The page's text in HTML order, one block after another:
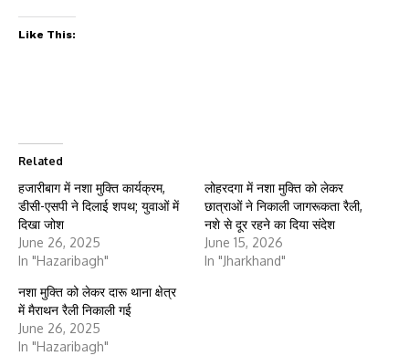
Like This:
Related
हजारीबाग में नशा मुक्ति कार्यक्रम,
डीसी-एसपी ने दिलाई शपथ; युवाओं में
दिखा जोश
June 26, 2025
In "Hazaribagh"
लोहरदगा में नशा मुक्ति को लेकर
छात्राओं ने निकाली जागरूकता रैली,
नशे से दूर रहने का दिया संदेश
June 15, 2026
In "Jharkhand"
नशा मुक्ति को लेकर दारू थाना क्षेत्र
में मैराथन रैली निकाली गई
June 26, 2025
In "Hazaribagh"